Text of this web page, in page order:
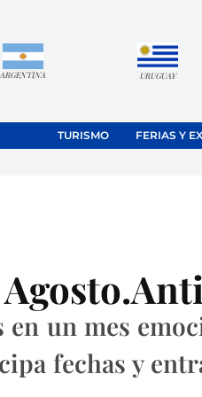
ARGENTINA URUGUAY
TURISMO FERIAS Y
un mes
fechas y